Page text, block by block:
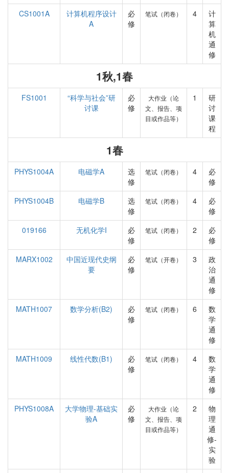
CS1001A
计算机程序设计
A
必
修
笔试（闭卷） 4
计
算
机
通
修
1秋,1春
FS1001
“科学与社会”研
讨课
必
修
大作业（论
文、报告、项
目或作品等）
1
研
讨
课
程
1春
PHYS1004A 电磁学A
选
修
笔试（闭卷） 4
必
修
PHYS1004B
电磁学B
选
修
笔试（闭卷） 4
必
修
019166
无机化学I
必
修
笔试（闭卷） 2
必
修
MARX1002
中国近现代史纲
要
必
修
笔试（开卷） 3
政
治
通
修
MATH1007
数学分析(B2)
必
修
笔试（闭卷） 6
数
学
通
修
MATH1009
线性代数(B1)
必
修
笔试（闭卷） 4
数
学
通
修
PHYS1008A
大学物理-基础实
验A
必
修
大作业（论
文、报告、项
目或作品等）
2
物
理
通
修-
实
验